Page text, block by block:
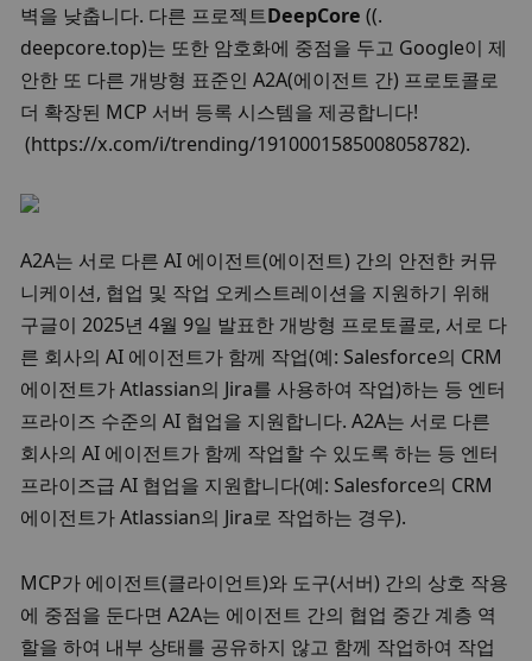
벽을 낮춥니다. 다른 프로젝트DeepCore ((.
deepcore.top)는 또한 암호화에 중점을 두고 Google이 제
안한 또 다른 개방형 표준인 A2A(에이전트 간) 프로토콜로
(https://x.com/i/trending/1910001585008058782).
A2A는 서로 다른 AI 에이전트(에이전트) 간의 안전한 커뮤
니케이션, 협업 및 작업 오케스트레이션을 지원하기 위해
구글이 2025년 4월 9일 발표한 개방형 프로토콜로, 서로 다
른 회사의 AI 에이전트가 함께 작업(예: Salesforce의 CRM
에이전트가 Atlassian의 Jira를 사용하여 작업)하는 등 엔터
프라이즈 수준의 AI 협업을 지원합니다. A2A는 서로 다른
회사의 AI 에이전트가 함께 작업할 수 있도록 하는 등 엔터
프라이즈급 AI 협업을 지원합니다(예: Salesforce의 CRM
에이전트가 Atlassian의 Jira로 작업하는 경우).
MCP가 에이전트(클라이언트)와 도구(서버) 간의 상호 작용
에 중점을 둔다면 A2A는 에이전트 간의 협업 중간 계층 역
할을 하여 내부 상태를 공유하지 않고 함께 작업하여 작업